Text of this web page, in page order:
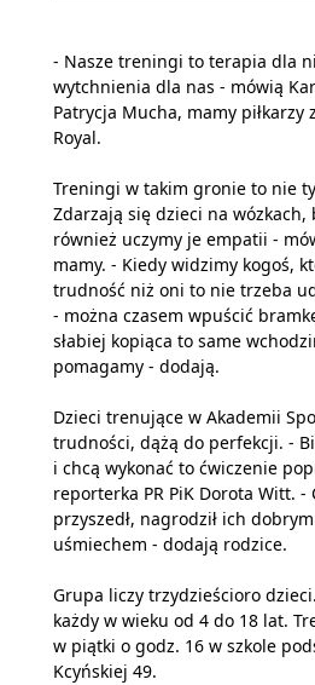
- Nasze treningi to terapia dla
wytchnienia dla nas - mówią
Patrycja Mucha, mamy piłkarzy
Royal.
Treningi w takim gronie to nie
Zdarzają się dzieci na wózkach,
również uczymy je empatii -
mamy. - Kiedy widzimy kogoś,
trudność niż oni to nie trzeba
- można czasem wpuścić
słabiej kopiąca to same
pomagamy - dodają.
Dzieci trenujące w Akademii
trudności, dążą do perfekcji. -
i chcą wykonać to ćwiczenie
reporterka PR PiK Dorota Witt. -
przyszedł, nagrodził ich
uśmiechem - dodają rodzice.
Grupa liczy trzydzieścioro
każdy w wieku od 4 do 18 lat.
w piątki o godz. 16 w szkole
Kcyńskiej 49.